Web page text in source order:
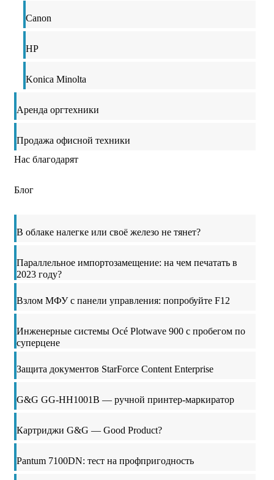
Canon
HP
Konica Minolta
Аренда оргтехники
Продажа офисной техники
Нас благодарят
Блог
В облаке налегке или своё железо не тянет?
Параллельное импортозамещение: на чем печатать в
2023 году?
Взлом МФУ с панели управления: попробуйте F12
Инженерные системы Océ Plotwave 900 с пробегом по
суперцене
Защита документов StarForce Content Enterprise
G&G GG-HH1001B — ручной принтер-маркиратор
Картриджи G&G — Good Product?
Pantum 7100DN: тест на профпригодность